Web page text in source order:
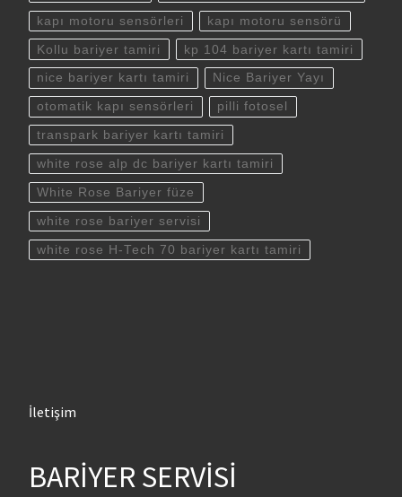
kapı motoru sensörleri kapı motoru sensörü
Kollu bariyer tamiri kp 104 bariyer kartı tamiri
nice bariyer kartı tamiri Nice Bariyer Yayı
otomatik kapı sensörleri pilli fotosel
transpark bariyer kartı tamiri
white rose alp dc bariyer kartı tamiri
White Rose Bariyer füze
white rose bariyer servisi
white rose H-Tech 70 bariyer kartı tamiri
İletişim
BARİYER SERVİSİ